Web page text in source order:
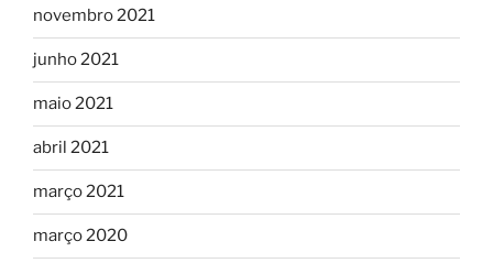
novembro 2021
junho 2021
maio 2021
abril 2021
março 2021
março 2020